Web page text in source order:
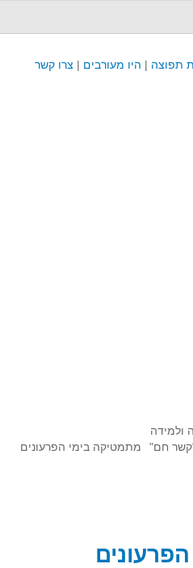
תפוצה | היו מעורבים | צרו קשר
- כולל תוצרים
- מידע לשנה זו
- "קשר חם"
ולמידה
"קשר חם"
מתמטיקה בימי הפרעונים